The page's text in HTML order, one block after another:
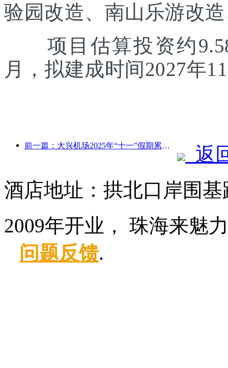
验园改造、南山乐游改
项目估算投资约9.58
月，拟建成时间2027年
前一篇：大兴机场2025年“十一”假期累计运送旅客130万余人次
返
酒店地址：拱北口岸围基
2009年开业， 珠海来魅
问题反馈.